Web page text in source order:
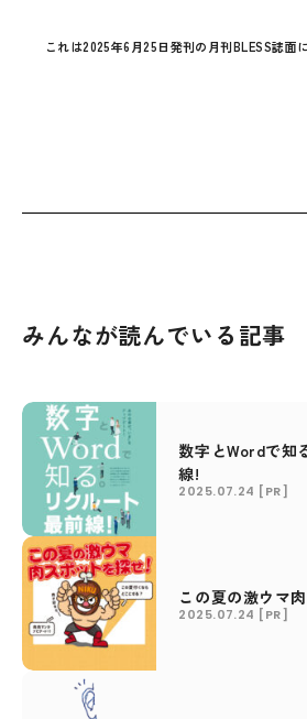
これは2025年6月25日発刊の月刊BLESS誌面
みんなが読んでいる記事
数字とWordで知
線!
2025.07.24 [PR]
この夏の激ウマ
2025.07.24 [PR]